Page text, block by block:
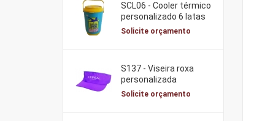
SCL06 - Cooler térmico
personalizado 6 latas
Solicite orçamento
S137 - Viseira roxa
personalizada
Solicite orçamento